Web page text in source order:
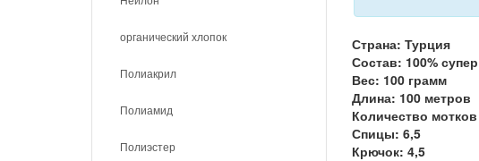
органический хлопок
Полиакрил
Полиамид
Полиэстер
Страна: Турция
Состав: 100%
Вес: 100 грамм
Длина: 100 метров
Количество
Спицы: 6,5
Крючок: 4,5